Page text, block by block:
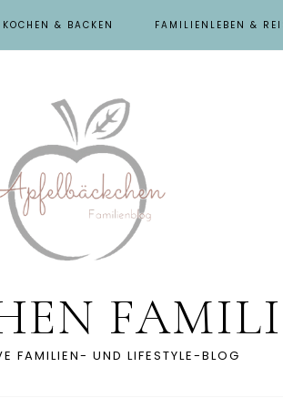
KOCHEN & BACKEN FAMILIENLEBEN &
FAMILIEN- UND LIFESTYLE-BLOG